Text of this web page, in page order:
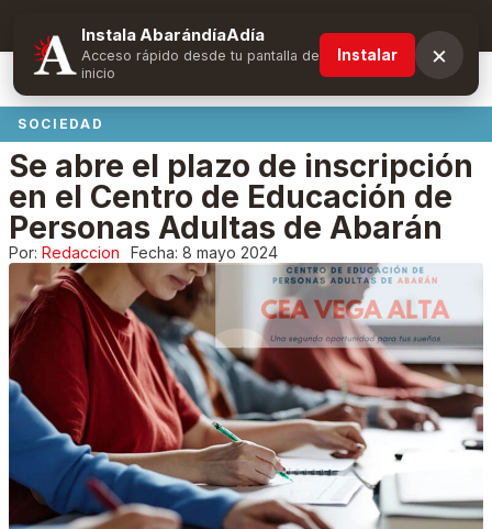
Suscríbete y obtén ventajas exclusivas
SOCIEDAD
Se abre el plazo de inscripción
en el Centro de Educación de
Personas Adultas de Abarán
Por: Redaccion Fecha: 8 mayo 2024
Instala AbarándíaAdía
Acceso rápido desde tu pantalla de
inicio
Instalar ×